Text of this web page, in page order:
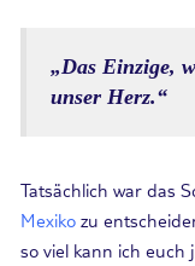
„Das Einzige,
unser Herz.“
Tatsächlich war das
Mexiko zu
so viel kann ich euch